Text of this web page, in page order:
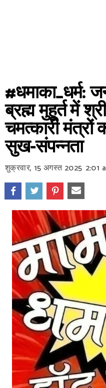
#धमाका_धर्म:
ब्रह्म मुहूर्त में
चमत्कारी मंत्रों
सुख-संपन्नता
शुक्रवार, 15 अगस्त 2025 2:01